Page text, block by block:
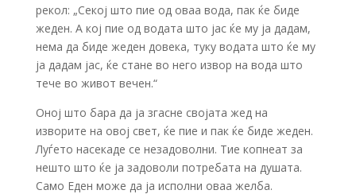
рекол: „Секој што пие од оваа вода, пак ќе биде
жеден. А кој пие од водата што јас ќе му ја дадам,
нема да биде жеден довека, туку водата што ќе му
ја дадам јас, ќе стане во него извор на вода што
тече во живот вечен.“
Оној што бара да ја згасне својата жед на
изворите на овој свет, ќе пие и пак ќе биде жеден.
Луѓето насекаде се незадоволни. Тие копнеат за
нешто што ќе ја задоволи потребата на душата.
Само Еден може да ја исполни оваа желба.